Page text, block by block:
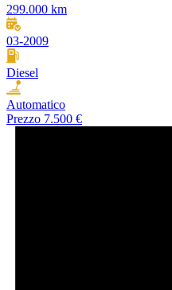
299.000 km
03-2009
Diesel
Automatico
Prezzo 7.500 €